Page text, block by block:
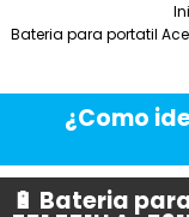
Bateria para portatil Acer
¿Como
🔋 Bateria